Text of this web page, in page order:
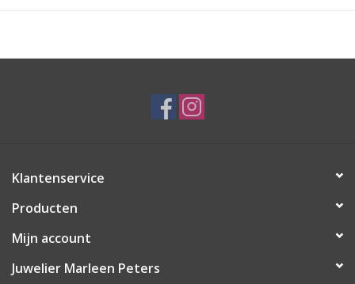
Klantenservice
Producten
Mijn account
Juwelier Marleen Peters